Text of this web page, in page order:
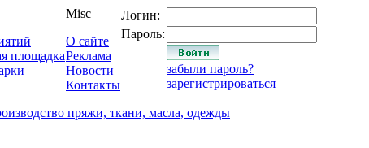
площадка
Misc
О сайте
Реклама
Новости
Контакты
Логин:
Пароль:
забыли пароль?
зарегистрироваться
пряжи, ткани, масла, одежды